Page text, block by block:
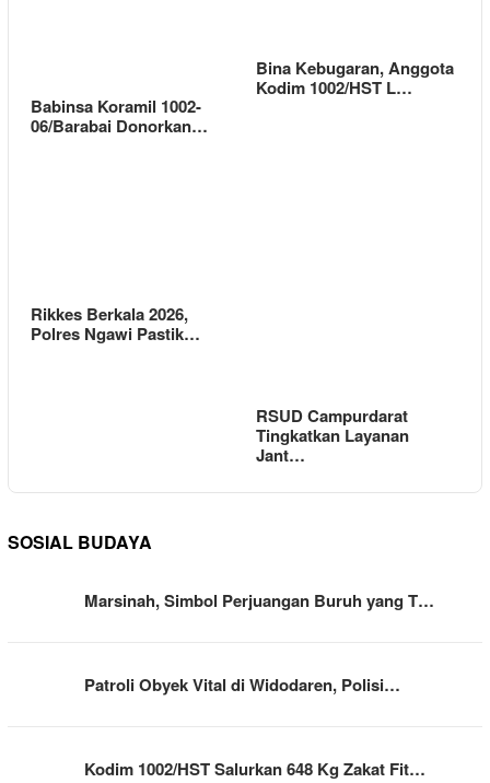
Babinsa Koramil 1002-
06/Barabai Donorkan…
Bina Kebugaran, Anggota
Kodim 1002/HST L…
Rikkes Berkala 2026,
Polres Ngawi Pastik…
RSUD Campurdarat
Tingkatkan Layanan
Jant…
SOSIAL BUDAYA
Marsinah, Simbol Perjuangan Buruh yang T…
Patroli Obyek Vital di Widodaren, Polisi…
Kodim 1002/HST Salurkan 648 Kg Zakat Fit…